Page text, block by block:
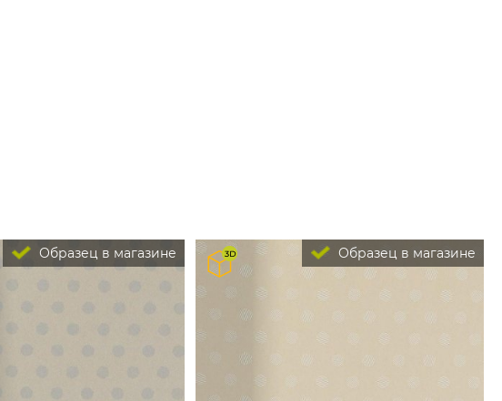
Образец в магазине Образец в магазине